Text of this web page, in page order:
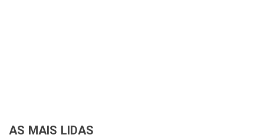
AS MAIS LIDAS